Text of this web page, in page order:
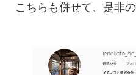
こちらも併せて、是非